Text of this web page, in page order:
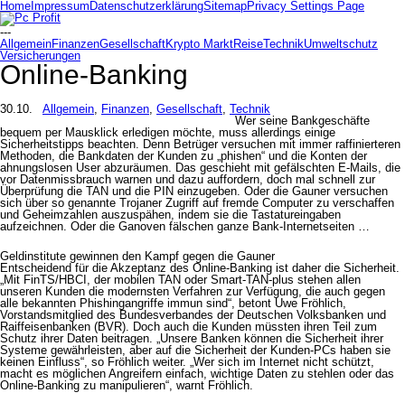
Home Impressum DatenschutzerklärungSitemapPrivacy Settings Page
---
AllgemeinFinanzenGesellschaftKrypto MarktReiseTechnikUmweltschutz
Versicherungen
Online-Banking
30.10. Allgemein, Finanzen, Gesellschaft, Technik
Wer seine Bankgeschäfte
bequem per Mausklick erledigen möchte, muss allerdings einige
Sicherheitstipps beachten. Denn Betrüger versuchen mit immer raffinierteren
Methoden, die Bankdaten der Kunden zu „phishen“ und die Konten der
ahnungslosen User abzuräumen. Das geschieht mit gefälschten E-Mails, die
vor Datenmissbrauch warnen und dazu auffordern, doch mal schnell zur
Überprüfung die TAN und die PIN einzugeben. Oder die Gauner versuchen
sich über so genannte Trojaner Zugriff auf fremde Computer zu verschaffen
und Geheimzahlen auszuspähen, indem sie die Tastatureingaben
aufzeichnen. Oder die Ganoven fälschen ganze Bank-Internetseiten …
Geldinstitute gewinnen den Kampf gegen die Gauner
Entscheidend für die Akzeptanz des Online-Banking ist daher die Sicherheit.
„Mit FinTS/HBCI, der mobilen TAN oder Smart-TAN-plus stehen allen
unseren Kunden die modernsten Verfahren zur Verfügung, die auch gegen
alle bekannten Phishingangriffe immun sind“, betont Uwe Fröhlich,
Vorstandsmitglied des Bundesverbandes der Deutschen Volksbanken und
Raiffeisenbanken (BVR). Doch auch die Kunden müssten ihren Teil zum
Schutz ihrer Daten beitragen. „Unsere Banken können die Sicherheit ihrer
Systeme gewährleisten, aber auf die Sicherheit der Kunden-PCs haben sie
keinen Einfluss“, so Fröhlich weiter. „Wer sich im Internet nicht schützt,
macht es möglichen Angreifern einfach, wichtige Daten zu stehlen oder das
Online-Banking zu manipulieren“, warnt Fröhlich.